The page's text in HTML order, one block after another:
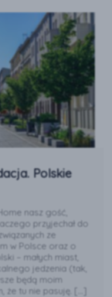
Polskie
nasz gość,
przyjechał do
ze
w Polsce oraz o
– małych miast,
jedzenia (tak,
będą moim
że tu nie pasuję. […]